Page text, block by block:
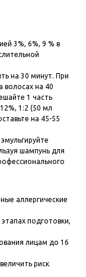
3%, 6%, 9 % в
на 30 минут. При
волосах на 40
1 часть
1:2 (50 мл
на 45-55
шампунь для
аллергические
подготовки,
лицам до 16
риск